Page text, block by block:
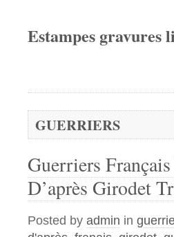
Estampes gravures
GUERRIERS
Guerriers
D’après Girodet
Posted by admin in